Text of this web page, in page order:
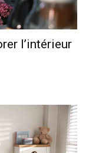
l’intérieur